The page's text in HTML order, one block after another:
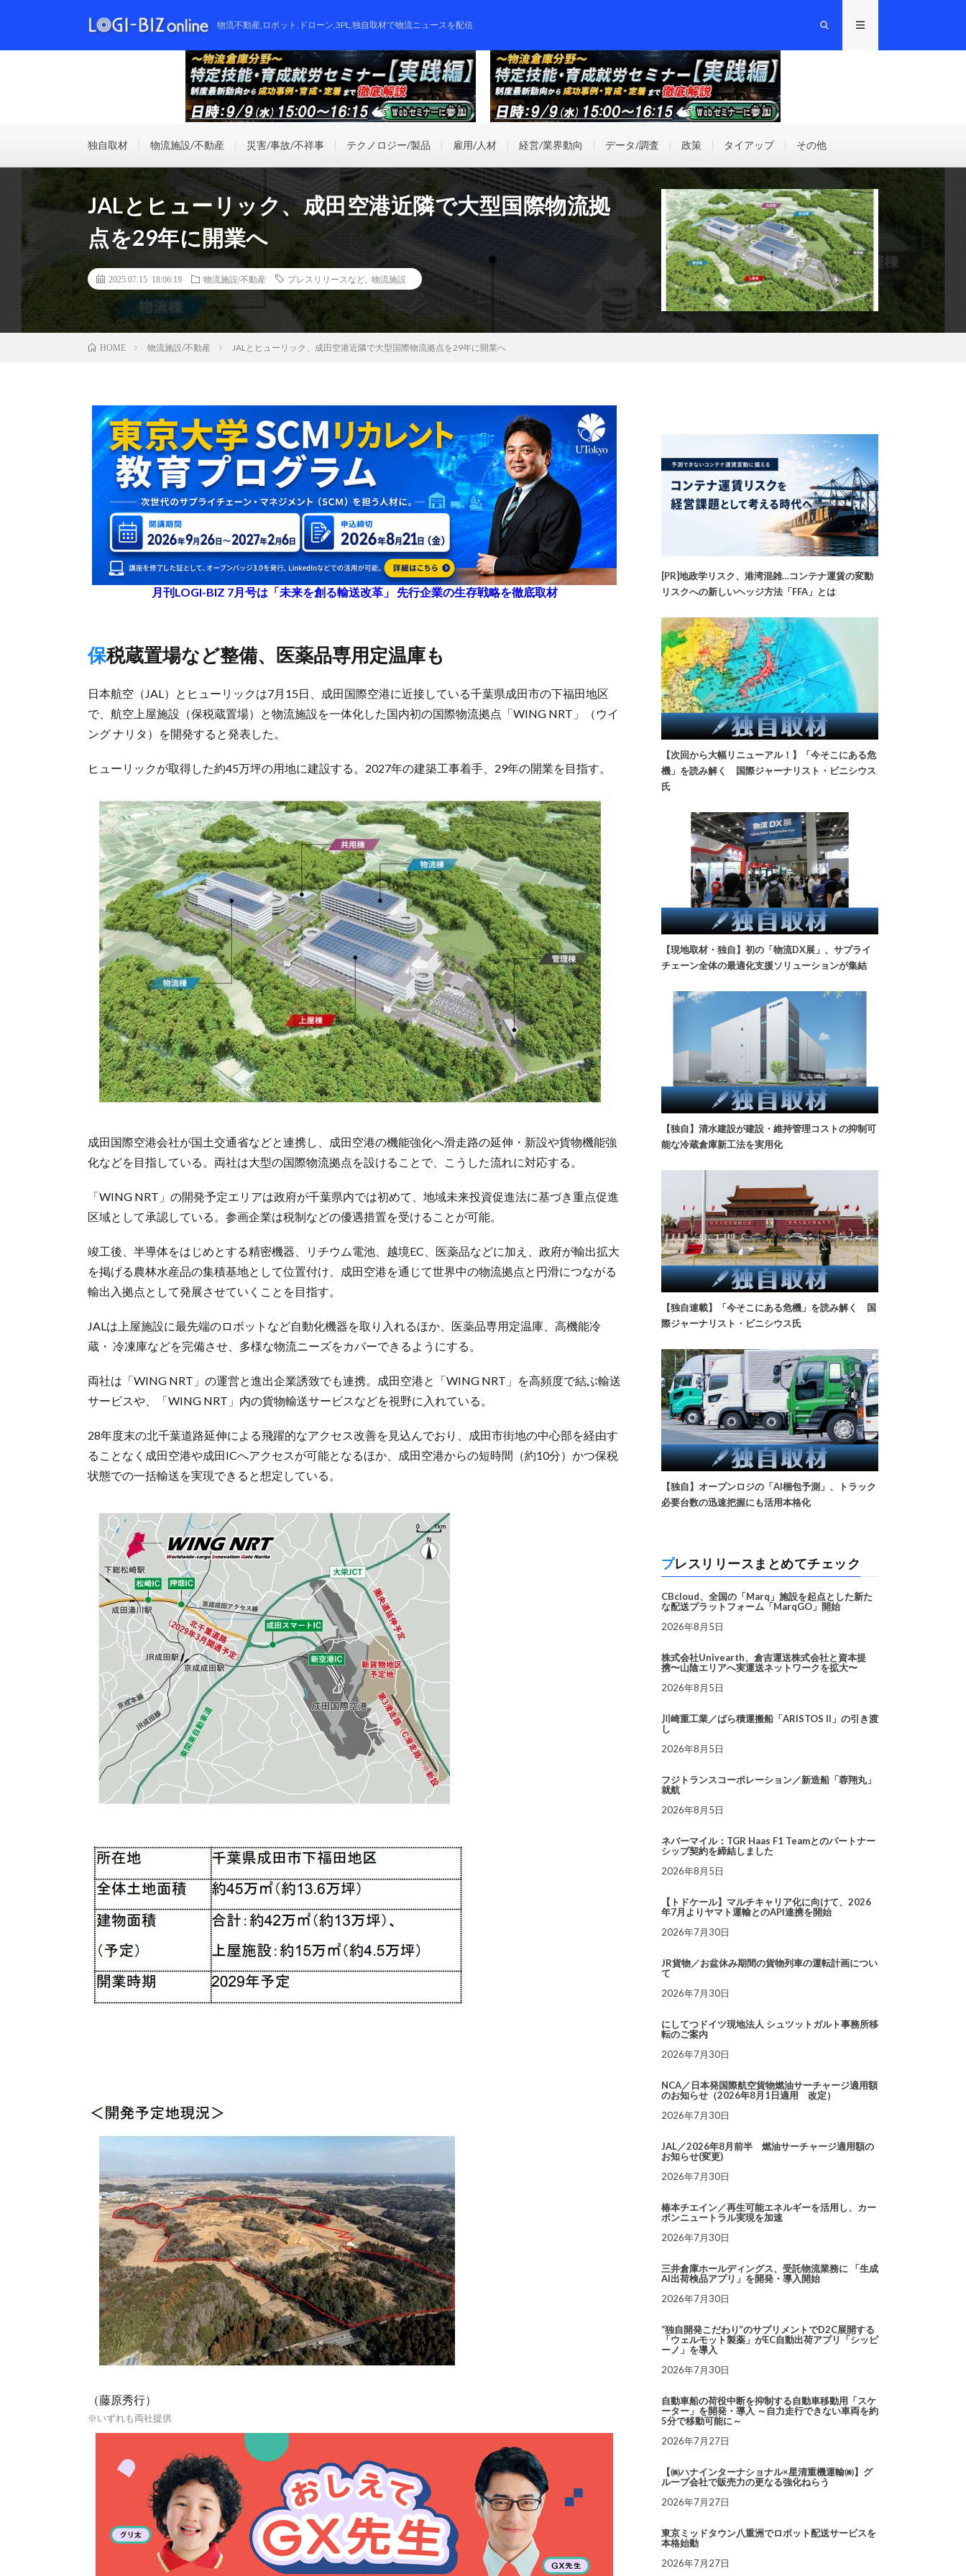
物流不動産,ロボット,ドローン,3PL,独自取材で物流ニュースを配信
独自取材 物流施設/不動産 災害/事故/不祥事 テクノロジー/製品 雇用/人材 経営/業界動向 データ/調査 政策 タイアップ その他
JALとヒューリック、成田空港近隣で大型国際物流拠
点を29年に開業へ
2025.07.15 18:06:19 物流施設/不動産 プレスリリースなど 物流施設
HOME 物流施設/不動産 JALとヒューリック、成田空港近隣で大型国際物流拠点を29年に開業へ
月刊LOGI-BIZ 7月号は「未来を創る輸送改革」 先行企業の生存戦略を徹底取材
保税蔵置場など整備、医薬品専用定温庫も
日本航空（JAL）とヒューリックは7月15日、成田国際空港に近接している千葉県成田市の下福田地区
で、航空上屋施設（保税蔵置場）と物流施設を一体化した国内初の国際物流拠点「WING NRT」（ウイ
ング ナリタ）を開発すると発表した。
ヒューリックが取得した約45万坪の用地に建設する。2027年の建築工事着手、29年の開業を目指す。
成田国際空港会社が国土交通省などと連携し、成田空港の機能強化へ滑走路の延伸・新設や貨物機能強
化などを目指している。両社は大型の国際物流拠点を設けることで、こうした流れに対応する。
「WING NRT」の開発予定エリアは政府が千葉県内では初めて、地域未来投資促進法に基づき重点促進
区域として承認している。参画企業は税制などの優遇措置を受けることが可能。
竣工後、半導体をはじめとする精密機器、リチウム電池、越境EC、医薬品などに加え、政府が輸出拡大
を掲げる農林水産品の集積基地として位置付け、成田空港を通じて世界中の物流拠点と円滑につながる
輸出入拠点として発展させていくことを目指す。
JALは上屋施設に最先端のロボットなど自動化機器を取り入れるほか、医薬品専用定温庫、高機能冷
蔵・ 冷凍庫などを完備させ、多様な物流ニーズをカバーできるようにする。
両社は「WING NRT」の運営と進出企業誘致でも連携。成田空港と「WING NRT」を高頻度で結ぶ輸送
サービスや、「WING NRT」内の貨物輸送サービスなどを視野に入れている。
28年度末の北千葉道路延伸による飛躍的なアクセス改善を見込んでおり、成田市街地の中心部を経由す
ることなく成田空港や成田ICへアクセスが可能となるほか、成田空港からの短時間（約10分）かつ保税
状態での一括輸送を実現できると想定している。
（藤原秀行）
※いずれも両社提供
[PR]地政学リスク、港湾混雑…コンテナ運賃の変動
リスクへの新しいヘッジ方法「FFA」とは
【次回から大幅リニューアル！】「今そこにある危
機」を読み解く 国際ジャーナリスト・ビニシウス
氏
【現地取材・独自】初の「物流DX展」、サプライ
チェーン全体の最適化支援ソリューションが集結
【独自】清水建設が建設・維持管理コストの抑制可
能な冷蔵倉庫新工法を実用化
【独自連載】「今そこにある危機」を読み解く 国
際ジャーナリスト・ビニシウス氏
【独自】オープンロジの「AI梱包予測」、トラック
必要台数の迅速把握にも活用本格化
プレスリリースまとめてチェック
CBcloud、全国の「Marq」施設を起点とした新た
な配送プラットフォーム「MarqGO」開始
2026年8月5日
株式会社Univearth、倉吉運送株式会社と資本提
携〜山陰エリアへ実運送ネットワークを拡大〜
2026年8月5日
川崎重工業／ばら積運搬船「ARISTOS II」の引き渡
し
2026年8月5日
フジトランスコーポレーション／新造船「蓉翔丸」
就航
2026年8月5日
ネバーマイル：TGR Haas F1 Teamとのパートナー
シップ契約を締結しました
2026年8月5日
【トドケール】マルチキャリア化に向けて、2026
年7月よりヤマト運輸とのAPI連携を開始
2026年7月30日
JR貨物／お盆休み期間の貨物列車の運転計画につい
て
2026年7月30日
にしてつドイツ現地法人 シュツットガルト事務所移
転のご案内
2026年7月30日
NCA／日本発国際航空貨物燃油サーチャージ適用額
のお知らせ（2026年8月1日適用 改定）
2026年7月30日
JAL／2026年8月前半 燃油サーチャージ適用額の
お知らせ(変更)
2026年7月30日
椿本チエイン／再生可能エネルギーを活用し、カー
ボンニュートラル実現を加速
2026年7月30日
三井倉庫ホールディングス、受託物流業務に 「生成
AI出荷検品アプリ」を開発・導入開始
2026年7月30日
“独自開発こだわり”のサプリメントでD2C展開する
「ウェルモット製薬」がEC自動出荷アプリ「シッピ
ーノ」を導入
2026年7月30日
自動車船の荷役中断を抑制する自動車移動用「スケ
ーター」を開発・導入 ～自力走行できない車両を約
5分で移動可能に～
2026年7月27日
【㈱ハナインターナショナル×星清重機運輸㈱】グ
ループ会社で販売力の更なる強化ねらう
2026年7月27日
東京ミッドタウン八重洲でロボット配送サービスを
本格始動
2026年7月27日